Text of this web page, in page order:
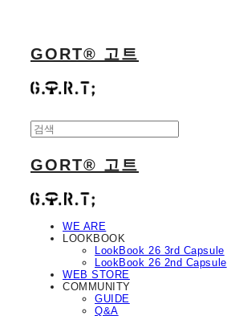
GORT® 고트
GORT® 고트
WE ARE
LOOKBOOK
LookBook 26 3rd Capsule
LookBook 26 2nd Capsule
WEB STORE
COMMUNITY
GUIDE
Q&A